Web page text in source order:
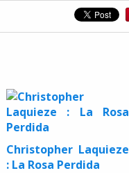
Christopher Laquieze
: La Rosa Perdida